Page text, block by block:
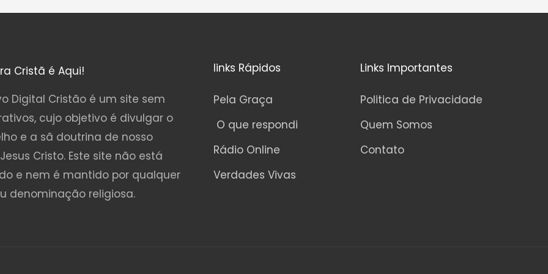
Cristã é Aqui!
Digital Cristão é um site sem
cujo objetivo é divulgar o
e a sã doutrina de nosso
Cristo. Este site não está
e nem é mantido por qualquer
denominação religiosa.
links Rápidos
Pela Graça
O que respondi
Rádio Online
Verdades Vivas
Links Importantes
Politica de Privacidade
Quem Somos
Contato